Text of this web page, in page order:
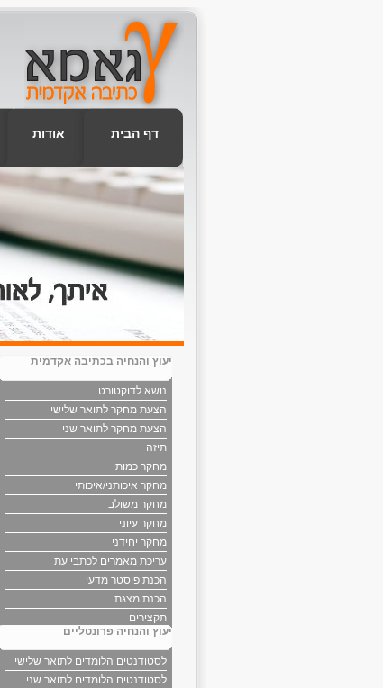
-
דף הבית אודות
יעוץ והנחיה בכתיבה אקדמית
נושא לדוקטורט
הצעת מחקר לתואר שלישי
הצעת מחקר לתואר שני
תיזה
מחקר כמותי
מחקר איכותני/איכותי
מחקר משולב
מחקר עיוני
מחקר יחידני
עריכת מאמרים לכתבי עת
הכנת פוסטר מדעי
הכנת מצגת
תקצירים
יעוץ והנחיה פרונטליים
לסטודנטים הלומדים לתואר שלישי
לסטודנטים הלומדים לתואר שני